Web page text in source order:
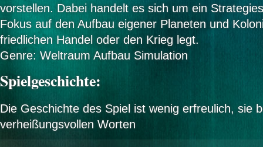
vorstellen. Dabei handelt es sich um ein
Fokus auf den Aufbau eigener Planeten und
friedlichen Handel oder den Krieg legt.
Genre: Weltraum Aufbau Simulation
Spielgeschichte:
Die Geschichte des Spiel ist wenig erfreulich, sie
verheißungsvollen Worten